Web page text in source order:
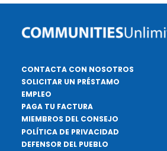
CONTACTA CON NOSOTROS
SOLICITAR UN PRÉSTAMO
EMPLEO
PAGA TU FACTURA
MIEMBROS DEL CONSEJO
POLÍTICA DE PRIVACIDAD
DEFENSOR DEL PUEBLO